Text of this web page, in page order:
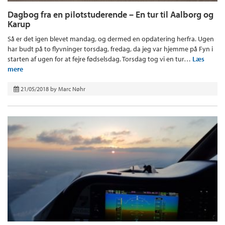
Dagbog fra en pilotstuderende – En tur til Aalborg og
Karup
Så er det igen blevet mandag, og dermed en opdatering herfra. Ugen
har budt på to flyvninger torsdag, fredag, da jeg var hjemme på Fyn i
starten af ugen for at fejre fødselsdag. Torsdag tog vi en tur… Læs
mere
21/05/2018 by Marc Nøhr